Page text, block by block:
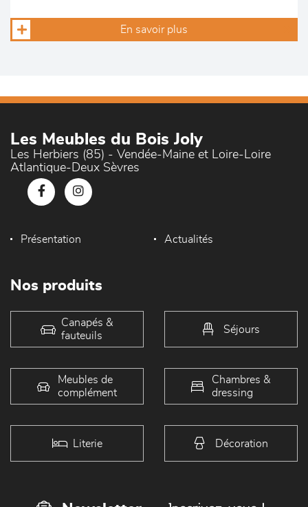
En savoir plus
Les Meubles du Bois Joly
Les Herbiers (85) - Vendée-Maine et Loire-Loire
Atlantique-Deux Sèvres
Présentation Actualités
Nos produits
Canapés &
fauteuils
Séjours
Meubles de
complément
Chambres &
dressing
Literie Décoration